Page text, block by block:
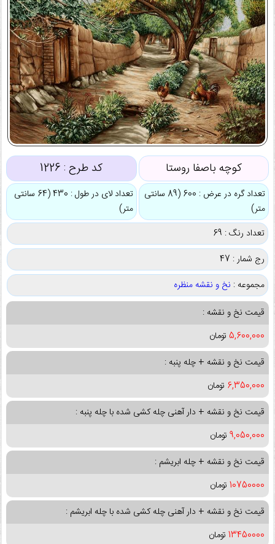
کوچه باصفا روستا کد طرح : 1226
تعداد گره در عرض : 600 (89 سانتی
متر)
تعداد لای در طول : 430 (64 سانتی
متر)
تعداد رنگ : 69
رج شمار : 47
مجموعه : نخ و نقشه منظره
قیمت نخ و نقشه :
5,600,000 تومان
قیمت نخ و نقشه + چله پنبه :
6,350,000 تومان
قیمت نخ و نقشه + دار آهنی چله کشی شده با چله پنبه :
9,050,000 تومان
قیمت نخ و نقشه + چله ابریشم :
10750000 تومان
قیمت نخ و نقشه + دار آهنی چله کشی شده با چله ابریشم :
13450000 تومان